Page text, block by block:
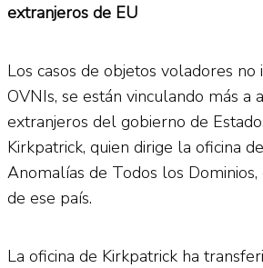
extranjeros de EU
Los casos de objetos voladores no
OVNIs, se están vinculando más a
extranjeros del gobierno de
Kirkpatrick, quien dirige la oficina
Anomalías de Todos los
de ese país.
La oficina de Kirkpatrick ha